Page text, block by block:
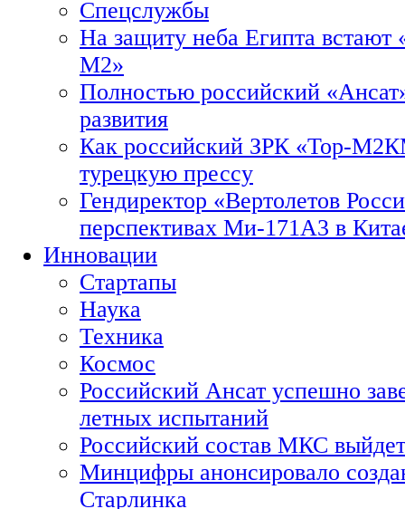
Спецслужбы
На защиту неба Египта встают
М2»
Полностью российский
развития
Как российский ЗРК «Тор-
турецкую прессу
Гендиректор «Вертолетов
перспективах Ми-171А3 в
Инновации
Стартапы
Наука
Техника
Космос
Российский Ансат успешно
летных испытаний
Российский состав МКС
Минцифры анонсировало
Старлинка